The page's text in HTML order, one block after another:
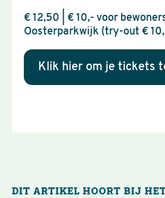
€ 12,50 | € 10,- voor
Oosterparkwijk (try-out €
Klik hier om je tickets
DIT ARTIKEL HOORT BIJ